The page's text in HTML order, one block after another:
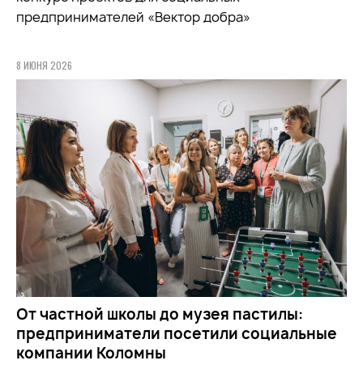
предпринимателей «Вектор добра»
8 ИЮНЯ 2026
От частной школы до музея пастилы:
предприниматели посетили социальные
компании Коломны